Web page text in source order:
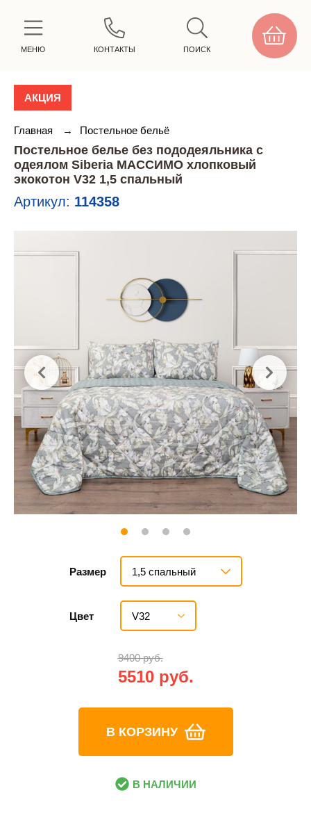
МЕНЮ КОНТАКТЫ ПОИСК
АКЦИЯ
Главная → Постельное бельё
Постельное белье без пододеяльника с
одеялом Siberia МАССИМО хлопковый
экокотон V32 1,5 спальный
Артикул: 114358
Размер 1,5 спальный
Цвет V32
9400 руб.
5510 руб.
В КОРЗИНУ
В НАЛИЧИИ